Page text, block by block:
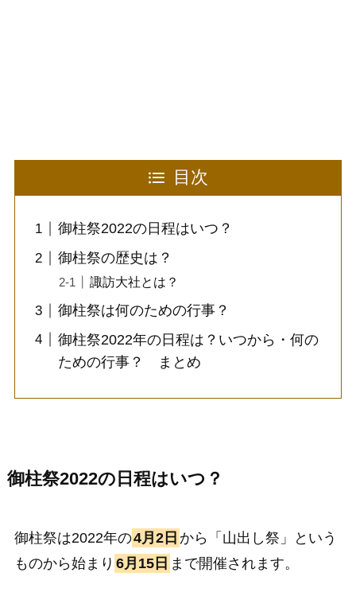
目次
御柱祭2022の日程はいつ？
御柱祭の歴史は？
諏訪大社とは？
御柱祭は何のための行事？
御柱祭2022年の日程は？いつから・何の
ための行事？ まとめ
御柱祭2022の日程はいつ？
御柱祭は2022年の4月2日 から「山出し祭」という
ものから始まり 6月15日 まで開催されます。